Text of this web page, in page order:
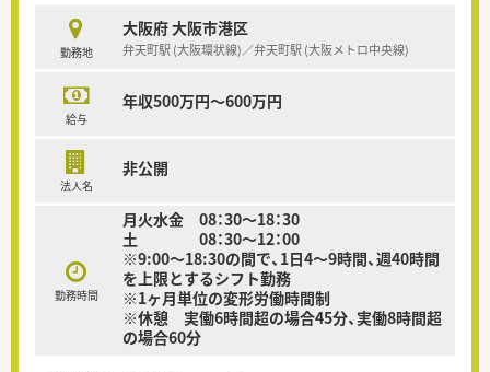
勤務地
大阪府 大阪市港区
弁天町駅 (大阪環状線)／弁天町駅 (大阪メトロ中央線)
給与
年収500万円～600万円
法人名
非公開
勤務時間
月火水金 08：30～18：30
土 08：30～12：00
※9:00～18:30の間で、1日4～9時間、週40時間
を上限とするシフト勤務
※1ヶ月単位の変形労働時間制
※休憩 実働6時間超の場合45分、実働8時間超
の場合60分